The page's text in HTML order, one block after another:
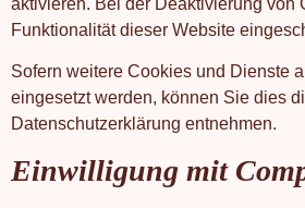
Funktionalität dieser Website
Sofern weitere Cookies und Dienste
eingesetzt werden, können Sie dies
Datenschutzerklärung entnehmen.
Einwilligung mit